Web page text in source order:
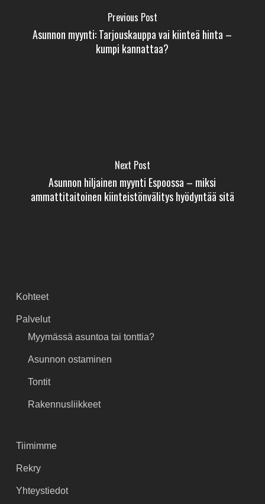
Previous Post
Asunnon myynti: Tarjouskauppa vai kiinteä hinta –
kumpi kannattaa?
Next Post
Asunnon hiljainen myynti Espoossa – miksi
ammattitaitoinen kiinteistönvälitys hyödyntää sitä
Kohteet
Palvelut
Myymässä asuntoa tai tonttia?
Asunnon ostaminen
Tontit
Rakennusliikkeet
Tiimimme
Rekry
Yhteystiedot